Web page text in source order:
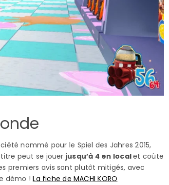
nommé pour le Spiel des Jahres 2015,
peut se jouer jusqu’à 4 en localet coûte
premiers avis sont plutôt mitigés, avec
démo !La fiche de MACHI KORO